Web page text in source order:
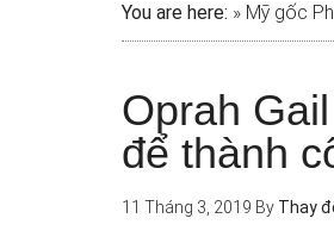
You are here: » Mỹ gốc
Oprah
để thành
11 Tháng 3, 2019 By Thay